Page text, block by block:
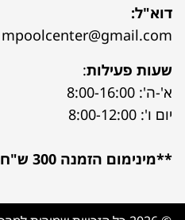
דוא"ל:
mpoolcenter@gmail.com
שעות פעילות:
א'-ה': 8:00-16:00
יום ו': 8:00-12:00
**מינימום הזמנה 300 ש"ח**